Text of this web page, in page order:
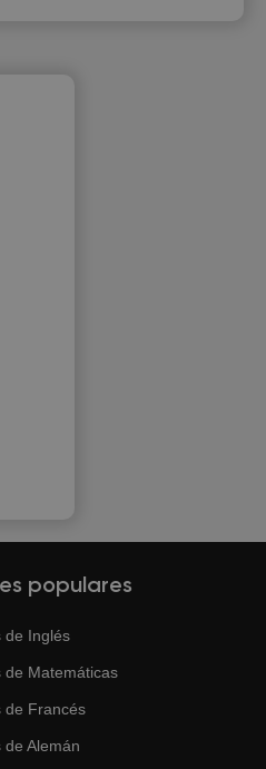
populares
de Inglés
de Matemáticas
de Francés
de Alemán